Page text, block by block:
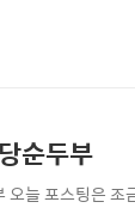
이런곳도 생
순두부
늘 포스팅은